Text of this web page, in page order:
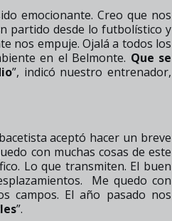
emocionante. Creo que nos
partido desde lo futbolístico y
nos empuje. Ojalá a todos los
en el Belmonte. Que se
”, indicó nuestro entrenador,
aceptó hacer un breve
con muchas cosas de este
Lo que transmiten. El buen
Me quedo con
campos. El año pasado nos
”.